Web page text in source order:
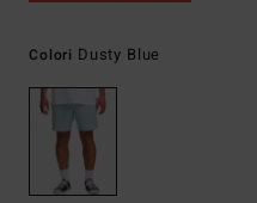
Colori Dusty Blue